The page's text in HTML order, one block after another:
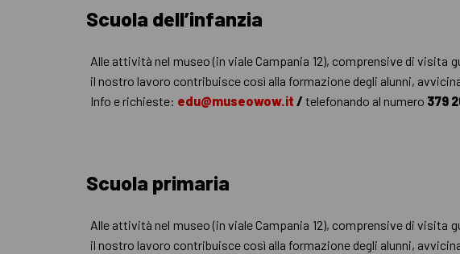
Scuola dell’infanzia
Alle attività nel museo (in viale Campania 12), comprensive di
il nostro lavoro contribuisce così alla formazione degli alunni,
Info e richieste: edu@museowow.it / telefonando al numero 379
Scuola primaria
Alle attività nel museo (in viale Campania 12), comprensive di
il nostro lavoro contribuisce così alla formazione degli alunni,